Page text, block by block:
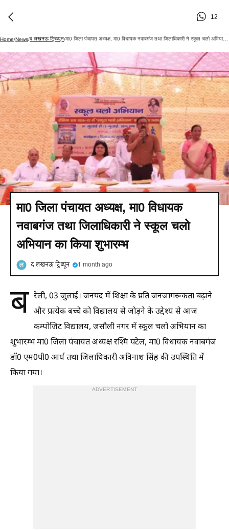
12
Home/News/द लखनऊ ट्रिब्यून/ मा0 जिला पंचायत अध्यक्ष, मा0 विधायक नवाबगंज तथा जिलाधिकारी ने स्कूल चलो अभियान का किया शुभारम्भ
मा0 जिला पंचायत अध्यक्ष, मा0 विधायक
नवाबगंज तथा जिलाधिकारी ने स्कूल चलो
अभियान का किया शुभारम्भ
द लखनऊ ट्रिब्यून 1 month ago
ब रेली, 03 जुलाई। जनपद में शिक्षा के प्रति जनजागरूकता बढ़ाने
और प्रत्येक बच्चे को विद्यालय से जोड़ने के उद्देश्य से आज
कम्पोजिट विद्यालय, जसौली नगर में स्कूल चलो अभियान का
शुभारम्भ मा0 जिला पंचायत अध्यक्ष रश्मि पटेल, मा0 विधायक नवाबगंज
डॉ0 एम0पी0 आर्य तथा जिलाधिकारी अविनाश सिंह की उपस्थिति में
किया गया।
ADVERTISEMENT